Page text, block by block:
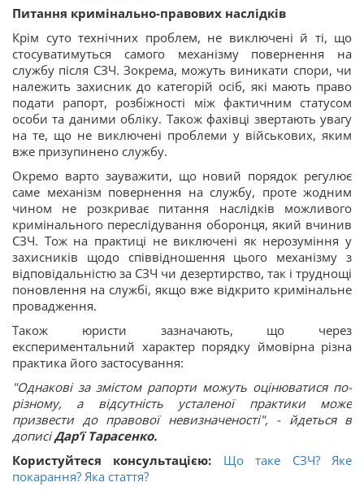
Питання кримінально-правових наслідків
Крім суто технічних проблем, не виключені й ті, що
стосуватимуться самого механізму повернення на
службу після СЗЧ. Зокрема, можуть виникати спори, чи
належить захисник до категорій осіб, які мають право
подати рапорт, розбіжності між фактичним статусом
особи та даними обліку. Також фахівці звертають увагу
на те, що не виключені проблеми у військових, яким
вже призупинено службу.
Окремо варто зауважити, що новий порядок регулює
саме механізм повернення на службу, проте жодним
чином не розкриває питання наслідків можливого
кримінального переслідування оборонця, який вчинив
СЗЧ. Тож на практиці не виключені як нерозуміння у
захисників щодо співвідношення цього механізму з
відповідальністю за СЗЧ чи дезертирство, так і труднощі
поновлення на службі, якщо вже відкрито кримінальне
провадження.
Також юристи зазначають, що через
експериментальний характер порядку ймовірна різна
практика його застосування:
"Однакові за змістом рапорти можуть оцінюватися по-
різному, а відсутність усталеної практики може
призвести до правової невизначеності", - йдеться в
дописіДар’ї Тарасенко.
Користуйтеся консультацією:
Що таке СЗЧ? Яке
покарання? Яка стаття?